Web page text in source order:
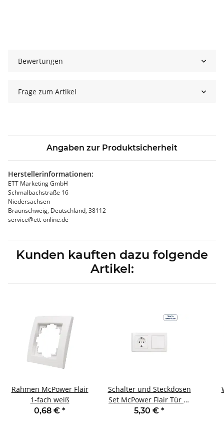
Bewertungen
Frage zum Artikel
Angaben zur Produktsicherheit
Herstellerinformationen:
ETT Marketing GmbH
Schmalbachstraße 16
Niedersachsen
Braunschweig, Deutschland, 38112
service@ett-online.de
Kunden kauften dazu folgende
Artikel:
Rahmen McPower Flair
1-fach weiß
0,68 € *
Schalter und Steckdosen
Set McPower Flair Tür 2-
fach Profi weiß 3-teilig
5,30 € *